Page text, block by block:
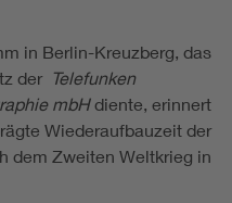
in Berlin-Kreuzberg, das
der Telefunken
mbHdiente, erinnert
Wiederaufbauzeit der
dem Zweiten Weltkrieg in